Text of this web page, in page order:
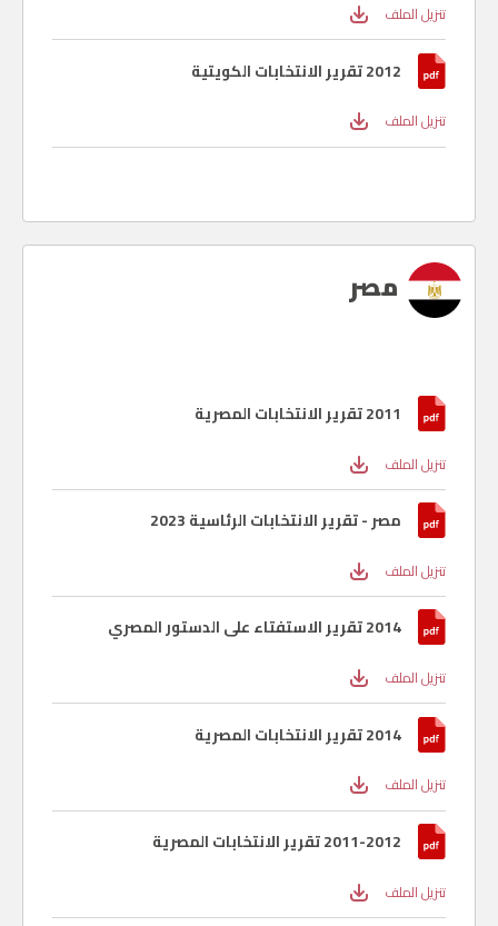
تنزيل الملف
2012 تقرير الانتخابات الكويتية
تنزيل الملف
مصر
2011 تقرير الانتخابات المصرية
تنزيل الملف
مصر - تقرير الانتخابات الرئاسية 2023
تنزيل الملف
2014 تقرير الاستفتاء على الدستور المصري
تنزيل الملف
2014 تقرير الانتخابات المصرية
تنزيل الملف
2011-2012 تقرير الانتخابات المصرية
تنزيل الملف